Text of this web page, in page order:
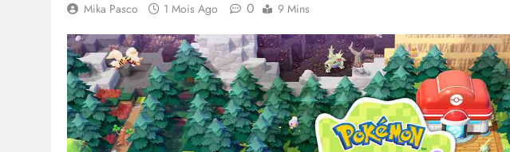
Mika Pasco 1 Mois Ago 0 9 Mins